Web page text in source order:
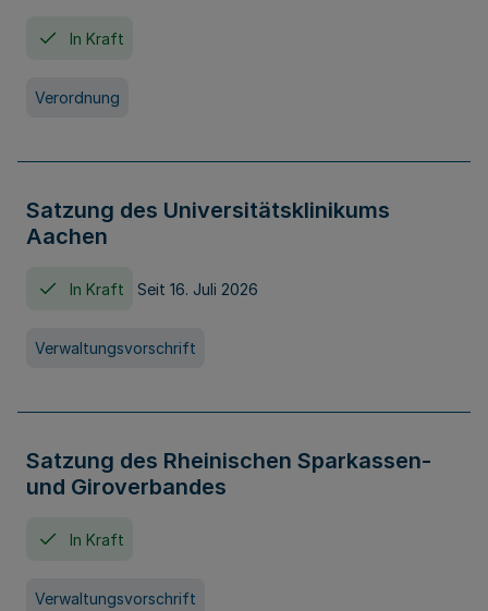
In Kraft
Verordnung
Satzung des Universitätsklinikums
Aachen
In Kraft Seit 16. Juli 2026
Verwaltungsvorschrift
Satzung des Rheinischen Sparkassen-
und Giroverbandes
In Kraft
Verwaltungsvorschrift